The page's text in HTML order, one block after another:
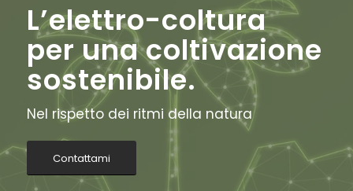
L’elettro-coltura
per una coltivazione
sostenibile.
Nel rispetto dei ritmi della natura
Contattami